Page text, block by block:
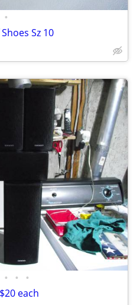
•
Sz 10
• • •
each